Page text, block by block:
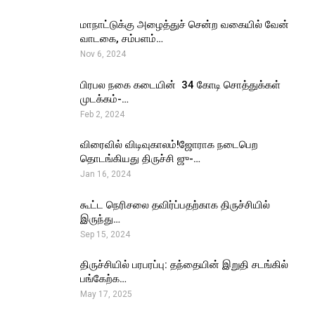
மாநாட்டுக்கு அழைத்துச் சென்ற வகையில் வேன்
வாடகை, சம்பளம்…
Nov 6, 2024
பிரபல நகை கடையின் ₹ 34 கோடி சொத்துக்கள்
முடக்கம்-…
Feb 2, 2024
விரைவில் விடிவுகாலம்!ஜோராக நடைபெற
தொடங்கியது திருச்சி ஜு-…
Jan 16, 2024
கூட்ட நெரிசலை தவிர்ப்பதற்காக திருச்சியில்
இருந்து…
Sep 15, 2024
திருச்சியில் பரபரப்பு: தந்தையின் இறுதி சடங்கில்
பங்கேற்க…
May 17, 2025